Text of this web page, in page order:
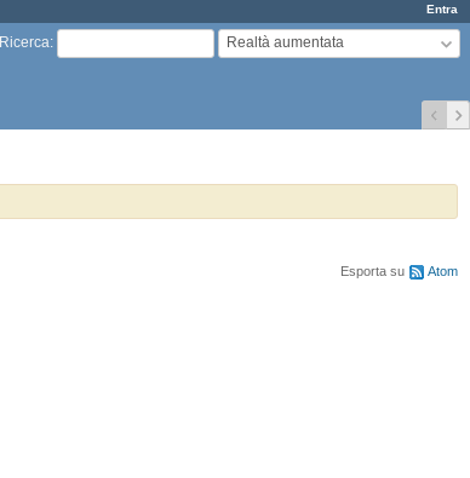
Entra
Ricerca: Realtà aumentata
Esporta su Atom